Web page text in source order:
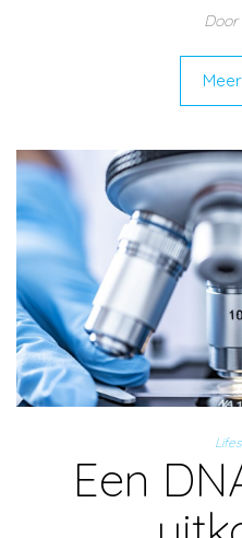
Door
Een